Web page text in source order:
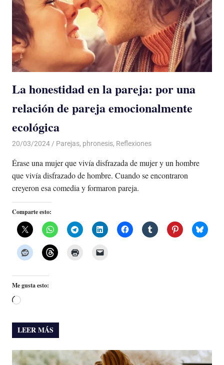
La honestidad en la pareja: por una
relación de pareja emocionalmente
ecológica
20/03/2024 De todo un Poco
Parejas, phronesis, Reflexiones
Érase una mujer que vivía disfrazada de mujer y un hombre
que vivía disfrazado de hombre. Cuando se encontraron
creyeron esa comedia y formaron pareja.
Comparte esto:
Me gusta esto:
Cargando...
LEER MÁS